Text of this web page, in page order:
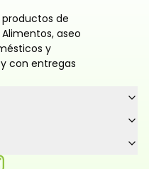
de
aseo
y
con entregas